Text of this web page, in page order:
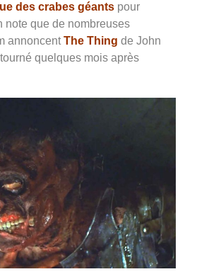
des crabes géants pour
note que de nombreuses
annoncentThe Thing de John
quelques mois après